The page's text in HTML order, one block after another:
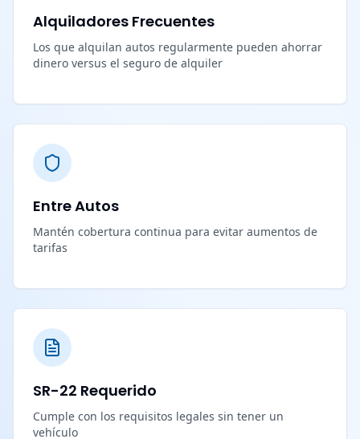
Alquiladores Frecuentes
Los que alquilan autos regularmente pueden ahorrar
dinero versus el seguro de alquiler
Entre Autos
Mantén cobertura continua para evitar aumentos de
tarifas
SR-22 Requerido
Cumple con los requisitos legales sin tener un
vehículo